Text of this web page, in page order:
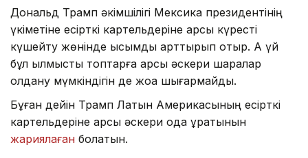
Дональд Трамп әкімшілігі Мексика президентінің
үкіметіне есірткі картельдеріне қарсы күресті
күшейту жөнінде қысымды арттырып отыр. Ақ үй
бұл қылмыстық топтарға қарсы әскери шаралар
қолдану мүмкіндігін де жоққа шығармайды.
Бұған дейін Трамп Латын Америкасының есірткі
картельдеріне қарсы әскери одақ құратынын
жариялаған болатын.